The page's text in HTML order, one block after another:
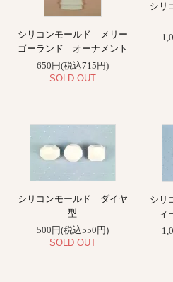
シリコンモールド メリー
ゴーランド オーナメント
650円(税込715円)
SOLD OUT
シリ
シリコンモールド ダイヤ
型
500円(税込550円)
SOLD OUT
シリ
ィ